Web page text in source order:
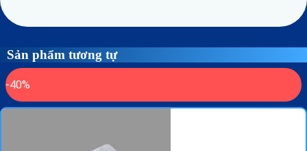
Sản phẩm tương tự
-40%